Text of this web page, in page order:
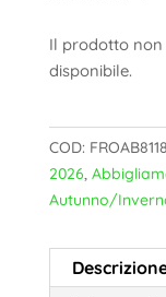
Il prodotto non
disponibile.
COD: FROAB8118
2026
Autunno/